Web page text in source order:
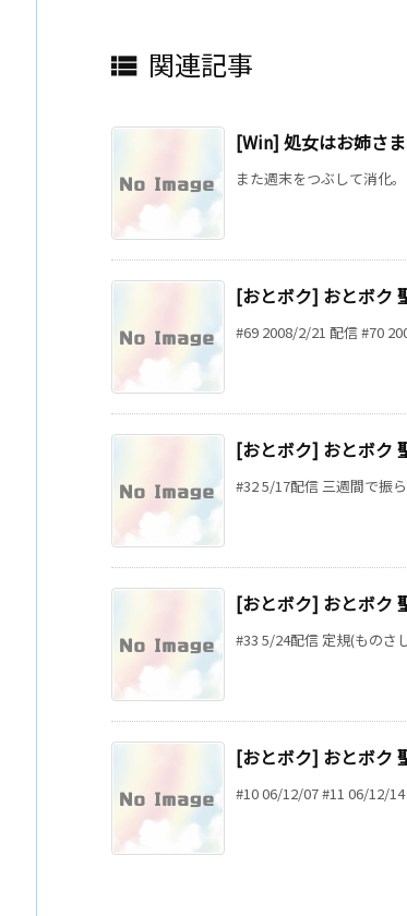
 関連記事
[Win] 処女はお姉さ
また週末をつぶして消化
[おとボク] おとボク
#69 2008/2/21 配信 #70
[おとボク] おとボク
#32 5/17配信 三週間で振
[おとボク] おとボク
#33 5/24配信 定規(ものさ
[おとボク] おとボク
#10 06/12/07 #11 06/12/